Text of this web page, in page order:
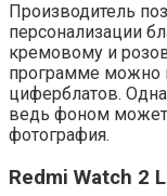
Производитель
персонализации
кремовому и
программе можно
циферблатов.
ведь фоном
фотография.
Redmi Watch 2